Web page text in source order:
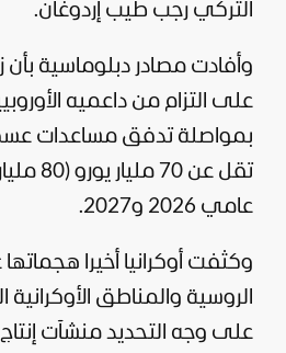
التركي رجب طيب إردوغان.
وأفادت مصادر دبلوماسية
على التزام من داعميه
بمواصلة تدفق مساعدات
تقل عن
عامي 2026 و2027.
وكثفت أوكرانيا أخيرا
الروسية والمناطق
على وجه التحديد منشآت